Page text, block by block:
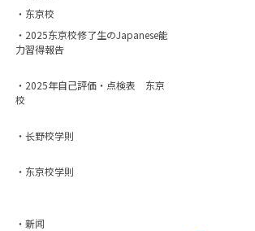
・东京校
・2025东京校修了生のJapanese能
力習得報告
・2025年自己評価・点検表 东京
校
・长野校学則
・东京校学則
・新闻